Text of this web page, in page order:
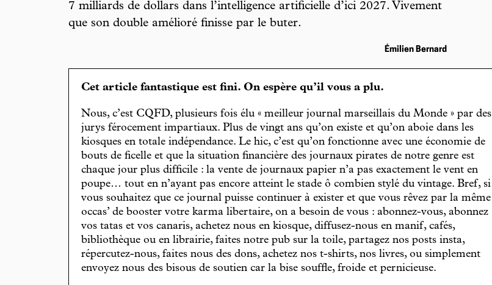
7 milliards de dollars dans l’intelligence artificielle d’ici 2027. Vivement
que son double amélioré finisse par le buter.
Émilien Bernard
Cet article fantastique est fini. On espère qu’il vous a plu.
Nous, c’est CQFD, plusieurs fois élu « meilleur journal marseillais du Monde » par des
jurys férocement impartiaux. Plus de vingt ans qu’on existe et qu’on aboie dans les
kiosques en totale indépendance. Le hic, c’est qu’on fonctionne avec une économie de
bouts de ficelle et que la situation financière des journaux pirates de notre genre est
chaque jour plus difficile : la vente de journaux papier n’a pas exactement le vent en
poupe… tout en n’ayant pas encore atteint le stade ô combien stylé du vintage. Bref, si
vous souhaitez que ce journal puisse continuer à exister et que vous rêvez par la même
occas’ de booster votre karma libertaire, on a besoin de vous : abonnez-vous, abonnez
vos tatas et vos canaris, achetez nous en kiosque, diffusez-nous en manif, cafés,
bibliothèque ou en librairie, faites notre pub sur la toile, partagez nos posts insta,
répercutez-nous, faites nous des dons, achetez nos t-shirts, nos livres, ou simplement
envoyez nous des bisous de soutien car la bise souffle, froide et pernicieuse.